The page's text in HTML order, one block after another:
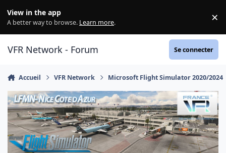
View in the app
A better way to browse. Learn more. ×
VFR Network - Forum Se connecter
Accueil VFR Network Microsoft Flight Simulator 2020/2024